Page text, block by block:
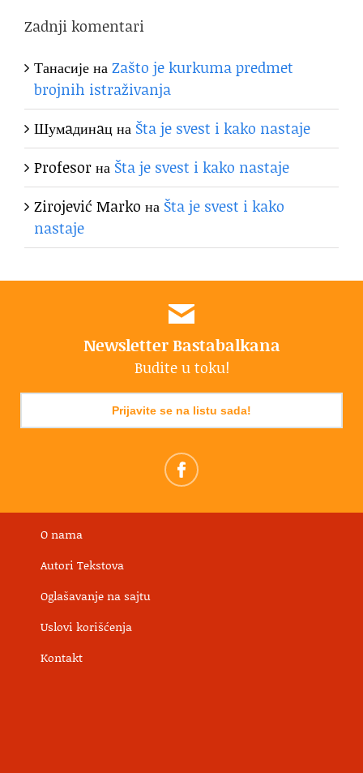
Zadnji komentari
ТанасијенаZašto je kurkuma predmet
brojnih istraživanja
Шумaдинaцна Šta je svest i kako nastaje
Profesorна Šta je svest i kako nastaje
Zirojević Marko на Šta je svest i kako
nastaje
Newsletter Bastabalkana
Budite u toku!
Prijavite se na listu sada!
O nama
Autori Tekstova
Oglašavanje na sajtu
Uslovi korišćenja
Kontakt